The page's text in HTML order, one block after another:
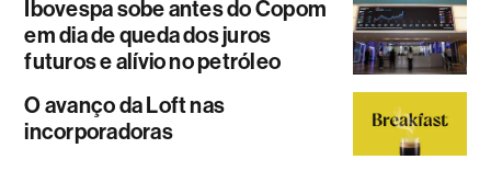
Ibovespa sobe antes do Copom
em dia de queda dos juros
futuros e alívio no petróleo
O avanço da Loft nas
incorporadoras